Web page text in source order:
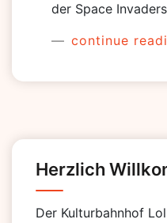
der Space
continue
Herzlich
Der Kulturbahnhof